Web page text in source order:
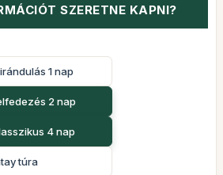
SZERETNE KAPNI?
1 nap
2 nap
4 nap
túra